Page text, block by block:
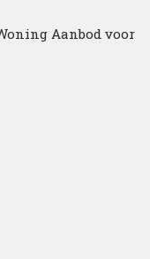
Aanbod voor